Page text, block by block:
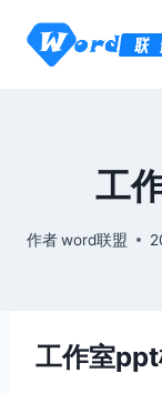
工
作者word联盟
工作室